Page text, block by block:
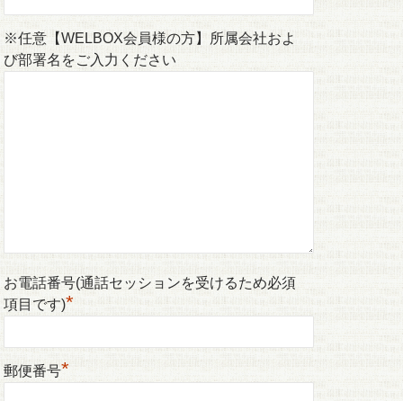
※任意【WELBOX会員様の方】所属会社およ
び部署名をご入力ください
お電話番号(通話セッションを受けるため必須
項目です)*
郵便番号*